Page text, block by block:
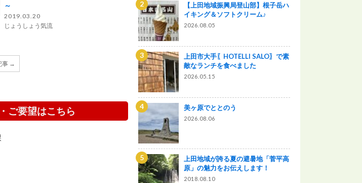
～
2019.03.20
じょうしょう気流
事 →
ご要望はこちら
【上田地域振興局登山部】根子岳ハ
イキング＆ソフトクリーム♪
2026.08.05
上田市大手〖HOTELLI SALO〗で素
敵なランチを食べました
2026.05.15
美ヶ原でととのう
2026.08.06
上田地域が誇る夏の避暑地「菅平高
原」の魅力をお伝えします！
2018.08.10